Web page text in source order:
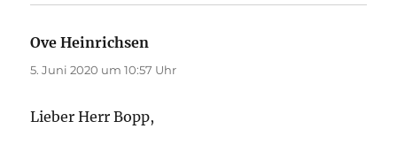
Ove Heinrichsen
5. Juni 2020 um 10:57 Uhr
Lieber Herr Bopp,